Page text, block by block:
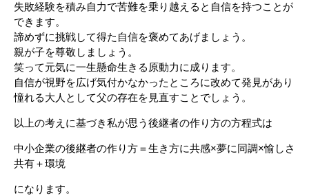
失敗経験を積み自力で苦難を乗り越えると自信を持つことが
できます。
諦めずに挑戦して得た自信を褒めてあげましょう。
親が子を尊敬しましょう。
笑って元気に一生懸命生きる原動力に成ります。
自信が視野を広げ気付かなかったところに改めて発見があり
憧れる大人として父の存在を見直すことでしょう。
以上の考えに基づき私が思う後継者の作り方の方程式は
中小企業の後継者の作り方＝生き方に共感×夢に同調×愉しさ
共有＋環境
になります。